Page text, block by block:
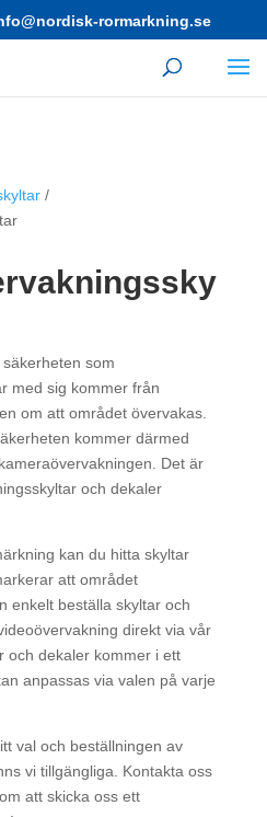
rormarkning.se
/
som
med sig kommer från
om att området övervakas.
kommer därmed
Det är
och dekaler
kan du hitta skyltar
att området
enkelt beställa skyltar och
direkt via vår
och dekaler kommer i ett
anpassas via valen på varje
val och beställningen av
vi tillgängliga. Kontakta oss
att skicka oss ett